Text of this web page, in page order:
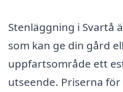
Stenläggning i Svartå
som kan ge din gård
uppfartsområde ett
utseende. Priserna